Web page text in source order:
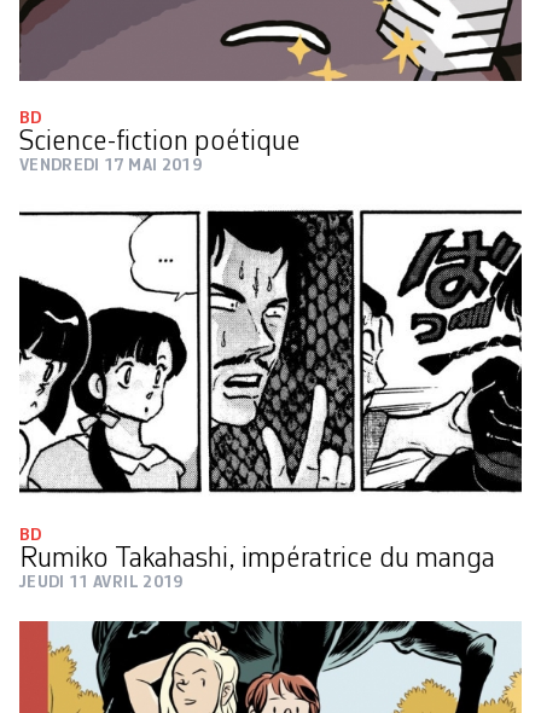
BD
Science-fiction poétique
VENDREDI 17 MAI 2019
BD
Rumiko Takahashi, impératrice du manga
JEUDI 11 AVRIL 2019